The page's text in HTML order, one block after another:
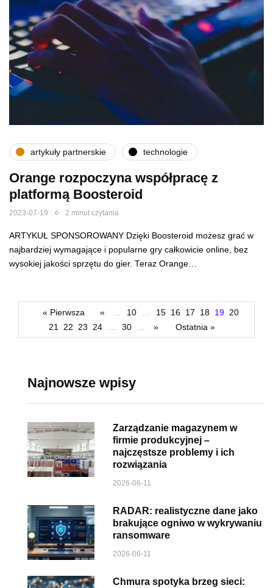
artykuły partnerskie technologie
Orange rozpoczyna współpracę z
platformą Boosteroid
2023-07-19 2 minut czytania
ARTYKUŁ SPONSOROWANY Dzięki Boosteroid możesz grać w
najbardziej wymagające i popularne gry całkowicie online, bez
wysokiej jakości sprzętu do gier. Teraz Orange…
« Pierwsza « 10 15 16 17 18 19 20
21
22 23 24 30 » Ostatnia »
Najnowsze wpisy
Zarządzanie magazynem w
firmie produkcyjnej –
najczęstsze problemy i ich
rozwiązania
2026-06-11
RADAR: realistyczne dane jako
brakujące ogniwo w wykrywaniu
ransomware
2026-06-11
Chmura spotyka brzeg sieci: